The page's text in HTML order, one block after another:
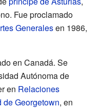
Fue proclamado
Generalesen 1986,
en Canadá. Se
Autónoma de
en Relaciones
de Georgetown, en